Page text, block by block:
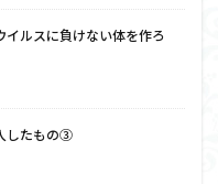
ルスに負けない体を作ろ
したもの③